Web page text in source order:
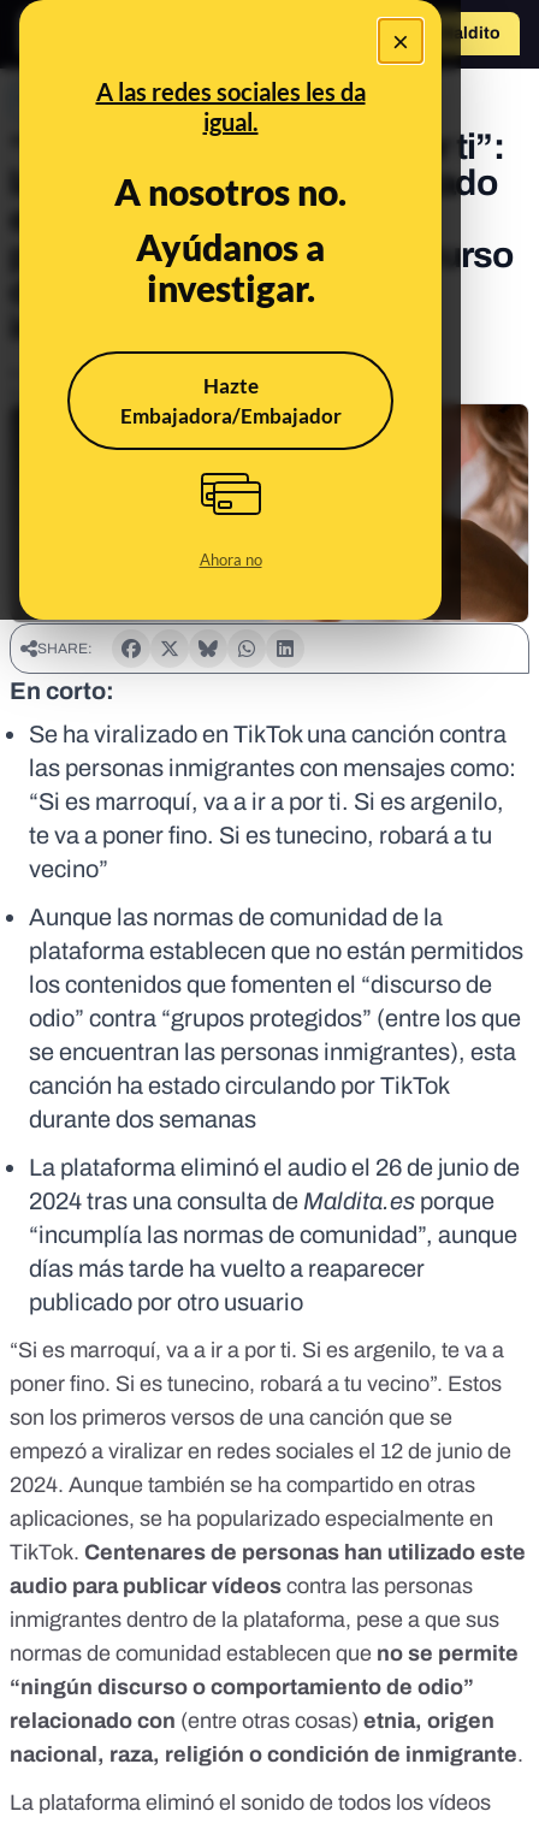
×
A las redes sociales les da
igual.
A nosotros no.
Ayúdanos a
investigar.
Hazte
Embajadora/Embajador
Ahora no
Hazte Maldito
PREBUNKING
“Si es marroquí, va a ir a por ti”:
la canción que se ha viralizado
en TikTok pese a que la
plataforma no permite discurso
de odio contra personas
Publicado el
Actualizado el
Jul 2, 2024, 10:08:00 AM
SHARE:
En corto:
Se ha viralizado en TikTok una canción contra
las personas inmigrantes con mensajes como:
“Si es marroquí, va a ir a por ti. Si es argenilo,
te va a poner fino. Si es tunecino, robará a tu
vecino”
Aunque las normas de comunidad de la
plataforma establecen que no están permitidos
los contenidos que fomenten el “discurso de
odio” contra “grupos protegidos” (entre los que
se encuentran las personas inmigrantes), esta
canción ha estado circulando por TikTok
durante dos semanas
La plataforma eliminó el audio el 26 de junio de
2024 tras una consulta de Maldita.es porque
“incumplía las normas de comunidad”, aunque
días más tarde ha vuelto a reaparecer
publicado por otro usuario
“Si es marroquí, va a ir a por ti. Si es argenilo, te va a
poner fino. Si es tunecino, robará a tu vecino”. Estos
son los primeros versos de una canción que se
empezó a viralizar en redes sociales el 12 de junio de
2024. Aunque también se ha compartido en otras
aplicaciones, se ha popularizado especialmente en
TikTok. Centenares de personas han utilizado este
audio para publicar vídeos contra las personas
inmigrantes dentro de la plataforma, pese a que sus
normas de comunidad establecen que no se permite
“ningún discurso o comportamiento de odio”
relacionado con (entre otras cosas) etnia, origen
nacional, raza, religión o condición de inmigrante.
La plataforma eliminó el sonido de todos los vídeos